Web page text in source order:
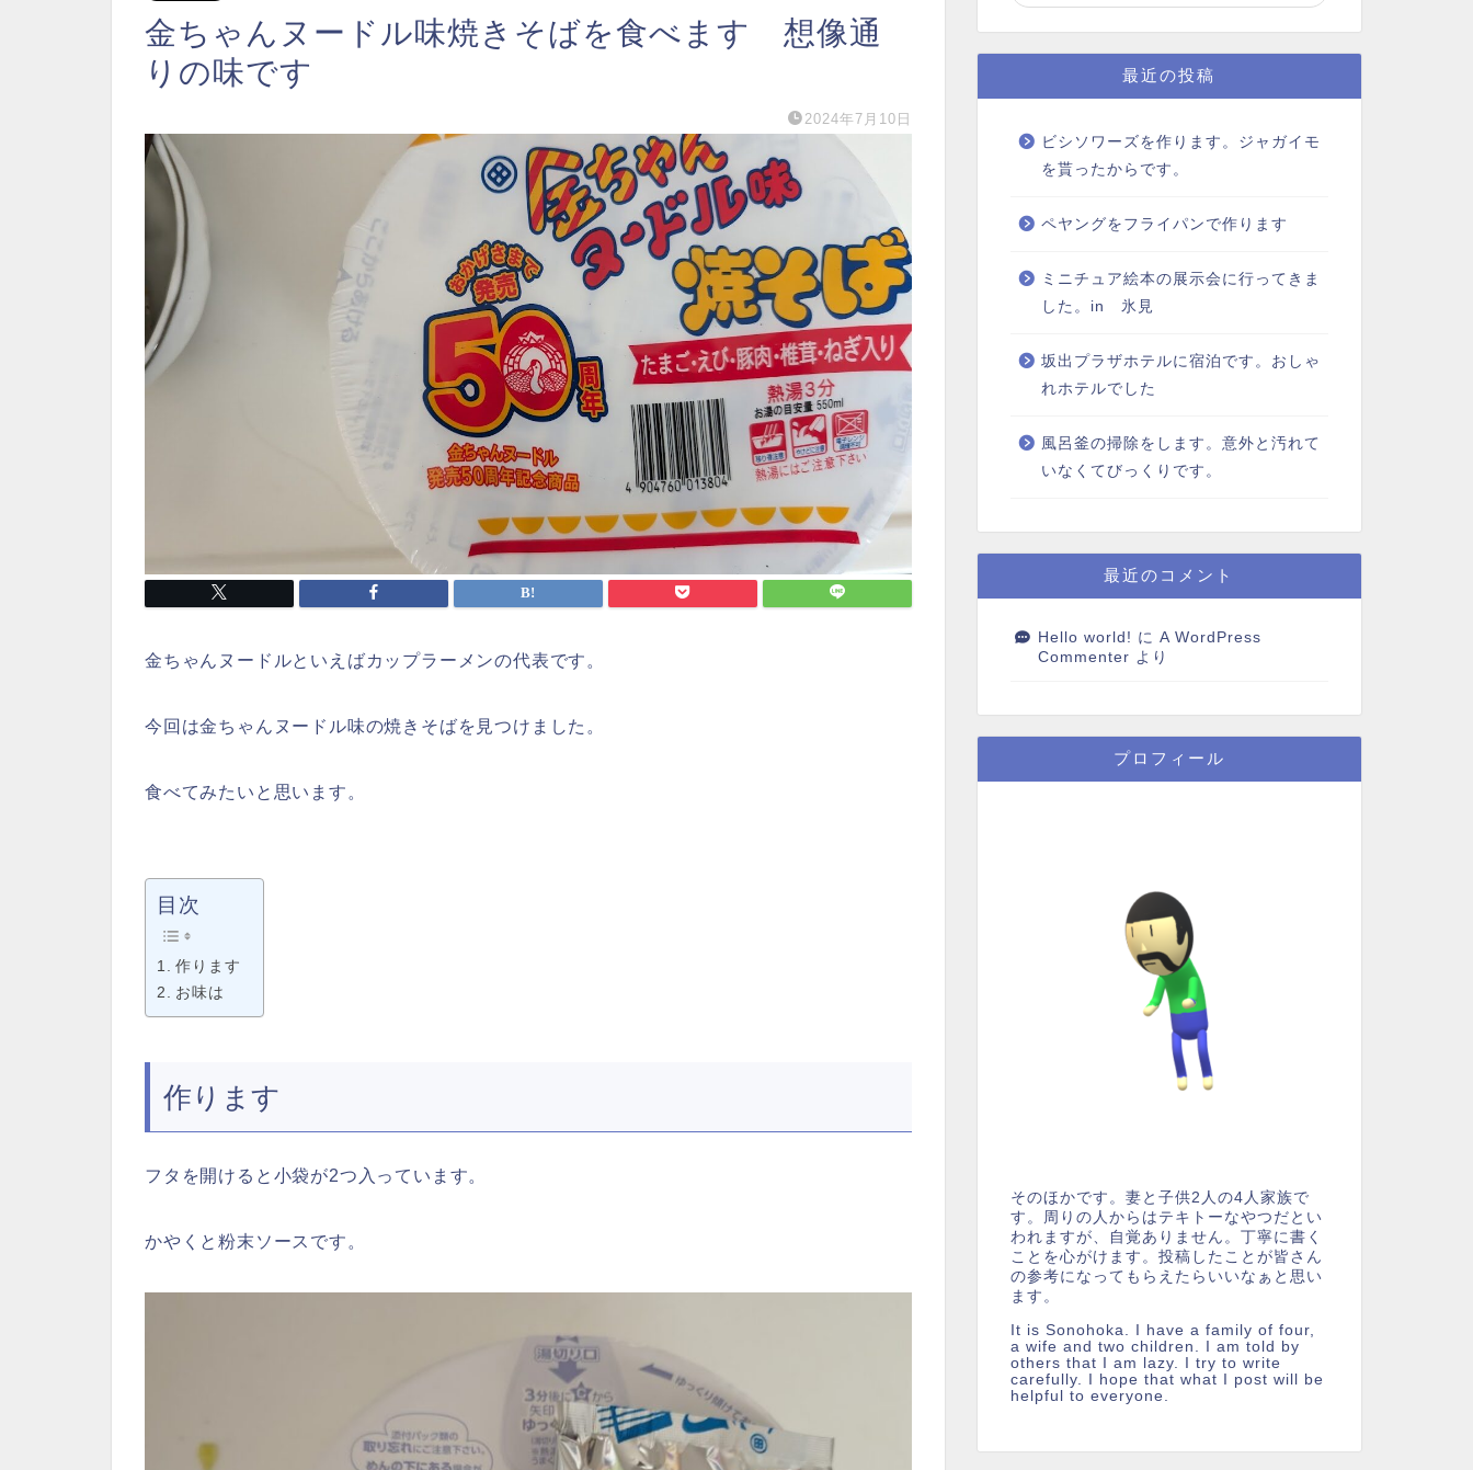
金ちゃんヌードル味焼きそばを食べます 想像通
りの味です
2024年7月10日
金ちゃんヌードルといえばカップラーメンの代表です。
今回は金ちゃんヌードル味の焼きそばを見つけました。
食べてみたいと思います。
目次
作ります
お味は
作ります
フタを開けると小袋が2つ入っています。
かやくと粉末ソースです。
最近の投稿
ビシソワーズを作ります。ジャガイモ
を貰ったからです。
ペヤングをフライパンで作ります
ミニチュア絵本の展示会に行ってきま
した。in 氷見
坂出プラザホテルに宿泊です。おしゃ
れホテルでした
風呂釜の掃除をします。意外と汚れて
いなくてびっくりです。
最近のコメント
Hello world! に A WordPress
Commenter より
プロフィール
そのほかです。妻と子供2人の4人家族で
す。周りの人からはテキトーなやつだとい
われますが、自覚ありません。丁寧に書く
ことを心がけます。投稿したことが皆さん
の参考になってもらえたらいいなぁと思い
ます。
It is Sonohoka. I have a family of four,
a wife and two children. I am told by
others that I am lazy. I try to write
carefully. I hope that what I post will be
helpful to everyone.